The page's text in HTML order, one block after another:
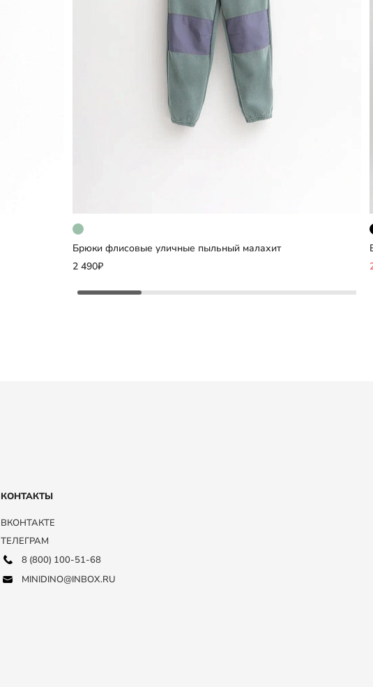
Брюки флисовые уличные пыльный малахит
2 490₽
КОНТАКТЫ
ВКОНТАКТЕ
ТЕЛЕГРАМ
8 (800) 100-51-68
MINIDINO@INBOX.RU